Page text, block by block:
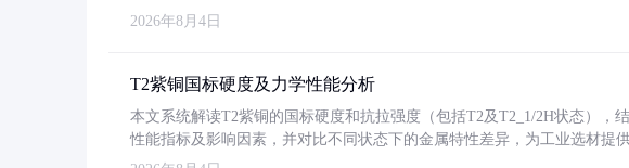
2026年8月4日
T2紫铜国标硬度及力学性能分析
本文系统解读T2紫铜的国标硬度和抗拉强度（包括T2及T2_1/2H状态），
性能指标及影响因素，并对比不同状态下的金属特性差异，为工业选材提供